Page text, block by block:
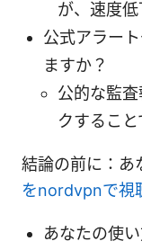
が、速度低
公式アラー
ますか？
公的な監
クすること
結論の前に：あ
をnordvpnで視
あなたの使